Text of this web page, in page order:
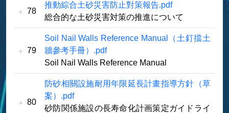
78
推動綜合土砂災害防止對策報告.pdf
総合的な⼟砂災害対策の推進について
79
Soil Nail Walls Reference Manual（土釘擋土
牆參考手冊）.pdf
Soil Nail Walls Reference Manual
80
防砂相關設施耐用年限延長計畫指導方針（草
案）.pdf
砂防関係施設の長寿命化計画策定ガイドライ